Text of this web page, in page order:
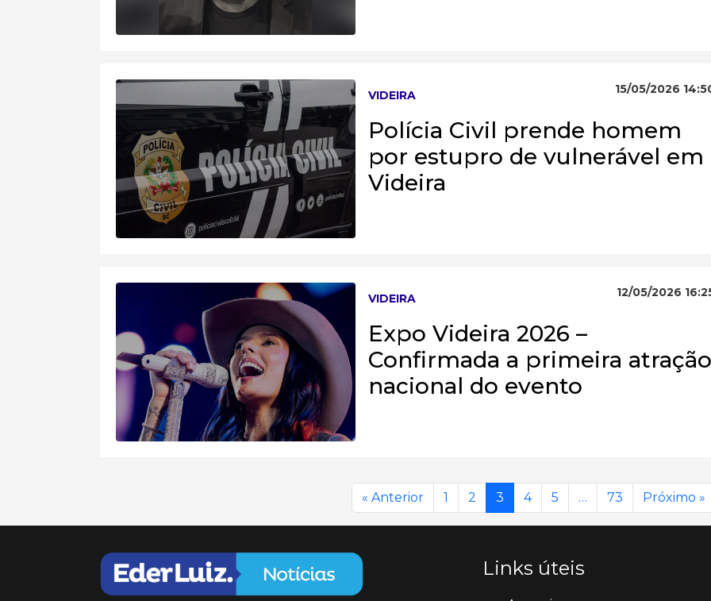
VIDEIRA 15/05/2026
Polícia Civil prende homem
por estupro de vulnerável em
Videira
VIDEIRA 12/05/2026
Expo Videira 2026 –
Confirmada a primeira atração
nacional do evento
« Anterior 1 2 3 4 5 … 73 Próximo »
Links úteis